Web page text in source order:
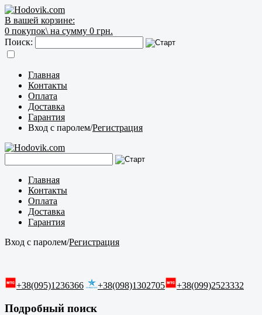
В вашей корзине:
0 покупок\ на сумму 0 грн.
Поиск:
Главная
Контакты
Оплата
Доставка
Гарантия
Вход с паролем/Регистрация
Главная
Контакты
Оплата
Доставка
Гарантия
Вход с паролем/Регистрация
+38(095)1236366 +38(098)1302705 +38(099)2523332
Подробный поиск